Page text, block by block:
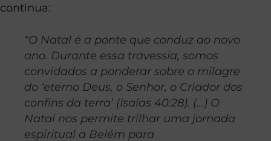
continua:
“O Natal é a ponte que conduz ao novo
ano. Durante essa travessia, somos
convidados a ponderar sobre o milagre
do ‘eterno Deus, o Senhor, o Criador dos
confins da terra’ (Isaías 40:28). (…) O
Natal nos permite trilhar uma jornada
espiritual a Belém para